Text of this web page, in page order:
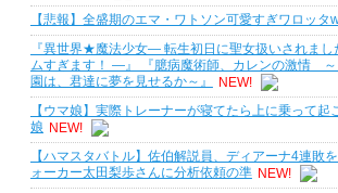
【悲報】全盛期のエマ・ワトソン可愛すぎワロッタ
『異世界★魔法少女― 転生初日に聖女扱いされまし
ムすぎます！ ―』 『臆病魔術師、カレンの激情 ～
園は、君達に夢を見せるか～』
NEW!
【ウマ娘】実際トレーナーが寝てたら上に乗って起
娘 NEW!
【ハマスタバトル】佐伯解説員、ディアーナ4連敗
ォーカー太田梨歩さんに分析依頼の準 NEW!